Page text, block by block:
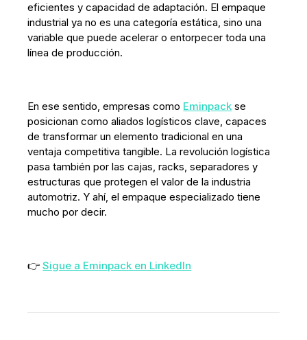
eficientes y capacidad de adaptación. El empaque
industrial ya no es una categoría estática, sino una
variable que puede acelerar o entorpecer toda una
línea de producción.
En ese sentido, empresas como Eminpack se
posicionan como aliados logísticos clave, capaces
de transformar un elemento tradicional en una
ventaja competitiva tangible. La revolución logística
pasa también por las cajas, racks, separadores y
estructuras que protegen el valor de la industria
automotriz. Y ahí, el empaque especializado tiene
mucho por decir.
👉Sigue a Eminpack en LinkedIn